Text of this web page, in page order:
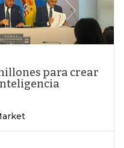
para crear